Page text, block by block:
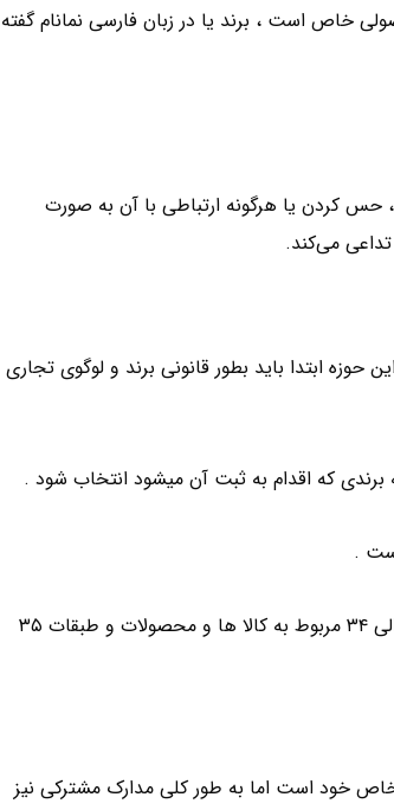
خاص است ، برند یا در زبان فارسی نمانام گفته
کردن یا هرگونه ارتباطی با آن به صورت
می‌کند.
ابتدا باید بطور قانونی برند و لوگوی تجاری
برندی که اقدام به ثبت آن میشود انتخاب شود .
لازم به ذکر است که طبقه بندی علامت تجاری بدین صورت است که طبقات ۱ الی ۳۴ مربوط به کالا ها و محصولات و طبقات ۳۵
خود است اما به طور کلی مدارک مشترکی نیز